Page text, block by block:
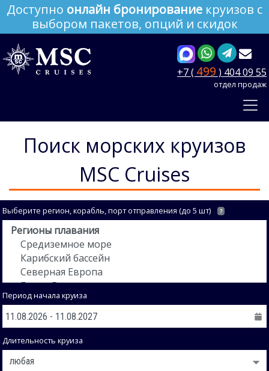
Доступно онлайн бронирование круизов с
выбором пакетов, опций и скидок
+7 ( 499 ) 404 09 55
отдел продаж
Поиск морских круизов
MSC Cruises
Выберите регион, корабль, порт отправления (до 5 шт) ?
Период начала круиза
Длительность круиза